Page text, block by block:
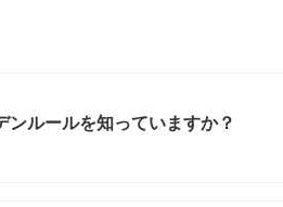
ンルールを知っていますか？